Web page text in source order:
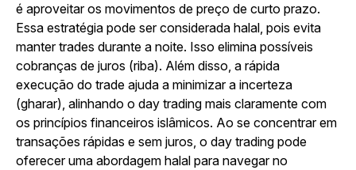
é aproveitar os movimentos de preço de curto prazo.
Essa estratégia pode ser considerada halal, pois evita
manter trades durante a noite. Isso elimina possíveis
cobranças de juros (riba). Além disso, a rápida
execução do trade ajuda a minimizar a incerteza
(gharar), alinhando o day trading mais claramente com
os princípios financeiros islâmicos. Ao se concentrar em
transações rápidas e sem juros, o day trading pode
oferecer uma abordagem halal para navegar no